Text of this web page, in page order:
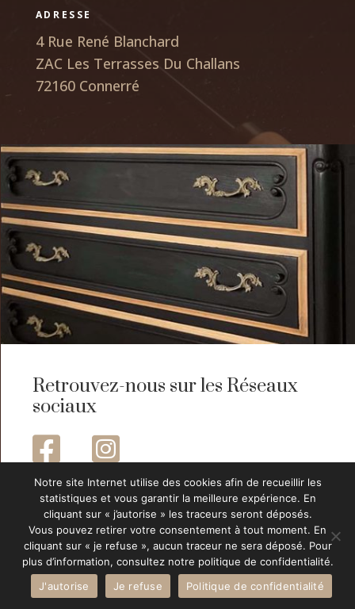
ADRESSE
4 Rue René Blanchard
ZAC Les Terrasses Du Challans
72160 Connerré
Retrouvez-nous sur les Réseaux
sociaux
 
© 2023 -ARTEO Digital, agence de
communication sur Le Mans-Mentions légales-
Politique de confidentialité-C.G.V.
Notre site Internet utilise des cookies afin de recueillir les
statistiques et vous garantir la meilleure expérience. En
cliquant sur « j’autorise » les traceurs seront déposés.
Vous pouvez retirer votre consentement à tout moment. En
cliquant sur « je refuse », aucun traceur ne sera déposé. Pour
plus d’information, consultez notre politique de confidentialité.
J'autorise
Je refuse Politique de confidentialité